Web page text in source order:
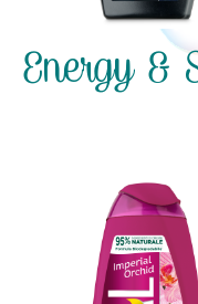
Energy &